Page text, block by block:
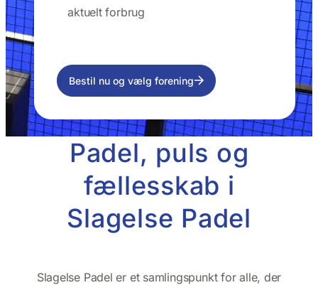
aktuelt forbrug
Bestil nu og vælg forening
Padel, puls og
fællesskab i
Slagelse Padel
Slagelse Padel er et samlingspunkt for alle, der